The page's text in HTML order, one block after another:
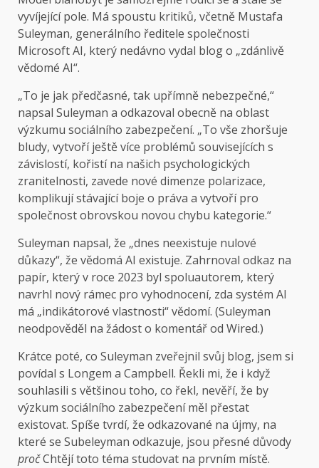
vyvíjející pole. Má spoustu kritiků, včetně Mustafa
Suleyman, generálního ředitele společnosti
Microsoft AI, který nedávno vydal blog o „zdánlivě
vědomé AI“.
„To je jak předčasné, tak upřímně nebezpečné,“
napsal Suleyman a odkazoval obecně na oblast
výzkumu sociálního zabezpečení. „To vše zhoršuje
bludy, vytvoří ještě více problémů souvisejících s
závislostí, kořistí na našich psychologických
zranitelnosti, zavede nové dimenze polarizace,
komplikují stávající boje o práva a vytvoří pro
společnost obrovskou novou chybu kategorie.“
Suleyman napsal, že „dnes neexistuje nulové
důkazy“, že vědomá AI existuje. Zahrnoval odkaz na
papír, který v roce 2023 byl spoluautorem, který
navrhl nový rámec pro vyhodnocení, zda systém AI
má „indikátorové vlastnosti“ vědomí. (Suleyman
neodpověděl na žádost o komentář od Wired.)
Krátce poté, co Suleyman zveřejnil svůj blog, jsem si
povídal s Longem a Campbell. Řekli mi, že i když
souhlasili s většinou toho, co řekl, nevěří, že by
výzkum sociálního zabezpečení měl přestat
existovat. Spíše tvrdí, že odkazované na újmy, na
které se Subeleyman odkazuje, jsou přesné důvody
pročChtějí toto téma studovat na prvním místě.